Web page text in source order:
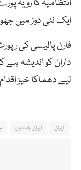
انتظامیہ کا رویہ
ایک نئی دوڑ میں
فارن پالیسی کی
داران کو اندیشہ ہے
لیے دھماکا خیز
ایران ایران پابندیاں